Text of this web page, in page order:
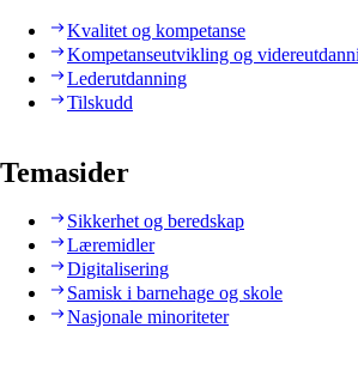
Kvalitet og kompetanse
Kompetanseutvikling og
Lederutdanning
Tilskudd
Temasider
Sikkerhet og beredskap
Læremidler
Digitalisering
Samisk i barnehage og skole
Nasjonale minoriteter